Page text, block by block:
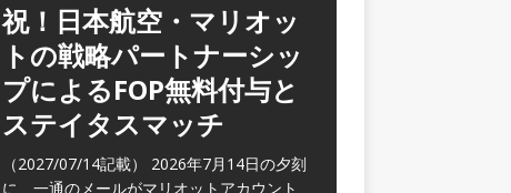
祝！日本航空・マリオッ
トの戦略パートナーシッ
プによるFOP無料付与と
ステイタスマッチ
（2027/07/14記載） 2026年7月14日の夕刻
に、一通のメールがマリオットアカウント
ラウンジ 華 那覇空港
(2026/05)
（2026/06/07記載） 2026年5月下旬の平日
に那覇を訪れた際に利用した。 こちらのラ
ウンジ
[…]